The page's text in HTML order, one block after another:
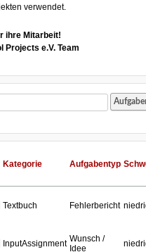
verwendet.
ihre Mitarbeit!
Projects e.V. Team
Kategorie Aufgabentyp
Textbuch Fehlerbericht
InputAssignment Wunsch /
Idee